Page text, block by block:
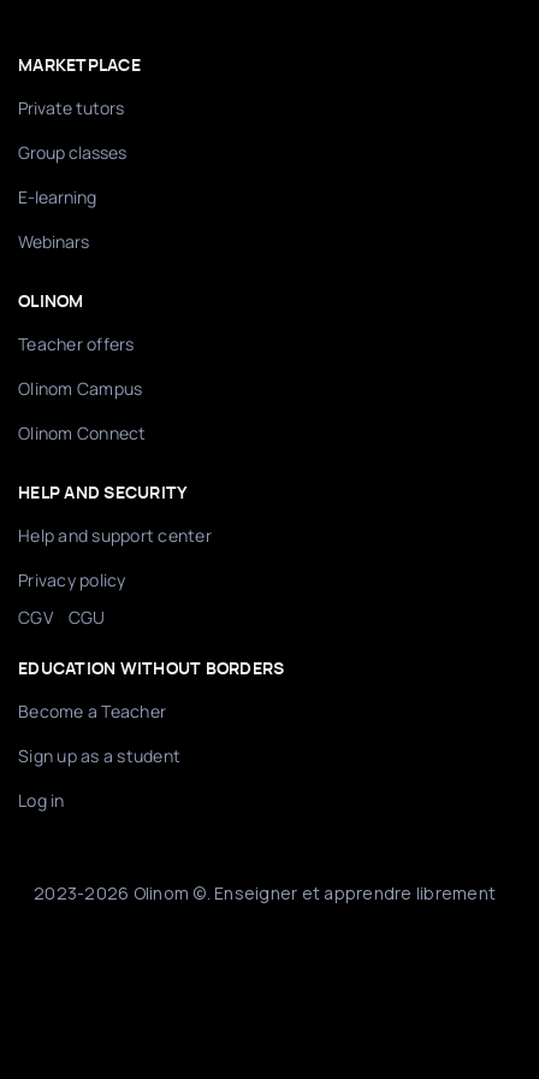
MARKETPLACE
Private tutors
Group classes
E-learning
Webinars
OLINOM
Teacher offers
Olinom Campus
Olinom Connect
HELP AND SECURITY
Help and support center
Privacy policy
CGV/ CGU
EDUCATION WITHOUT BORDERS
Become a Teacher
Sign up as a student
Log in
2023-2026 Olinom ©. Enseigner et apprendre librement